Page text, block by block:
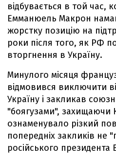
відбувається в той час,
Емманюель Макрон
жорстку позицію на
роки після того, як РФ
вторгнення в Україну.
Минулого місяця
відмовився виключити
Україну і закликав
"боягузами", захищаючи
ознаменувало різкий
попередніх закликів не
російського президента